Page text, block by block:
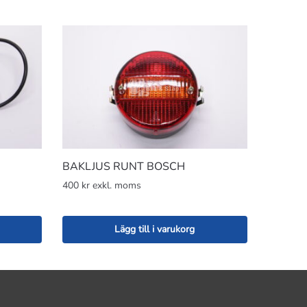
BAKLJUS RUNT BOSCH
400 kr exkl. moms
Lägg till i varukorg